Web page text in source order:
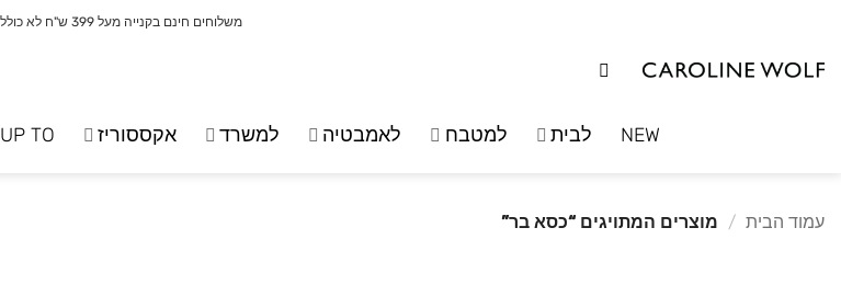
משלוחים חינם בקנייה מעל 399 ש"ח לא כולל ריהוט
NEW לבית למטבח לאמבטיה למשרד אקססוריז UP TO
עמוד הבית / מוצרים המתויגים “כסא בר”